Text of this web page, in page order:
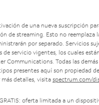
de una nueva suscripción
de streaming. Esto no reemplaza
por separado. Servicios
servicio vigentes, los cuales
Communications. Todas las demás
presentes aquí son propiedad
detalles, visita spectrum.com/
oferta limitada a un